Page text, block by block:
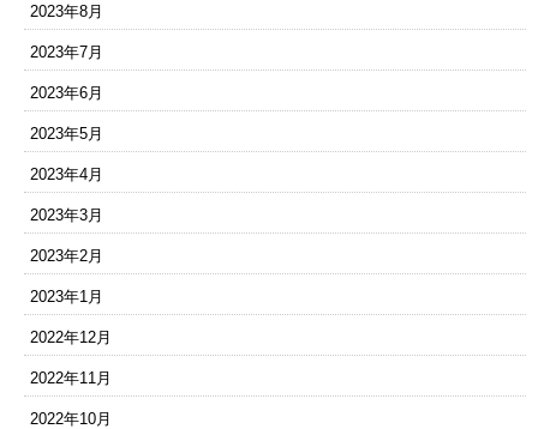
2023年8月
2023年7月
2023年6月
2023年5月
2023年4月
2023年3月
2023年2月
2023年1月
2022年12月
2022年11月
2022年10月